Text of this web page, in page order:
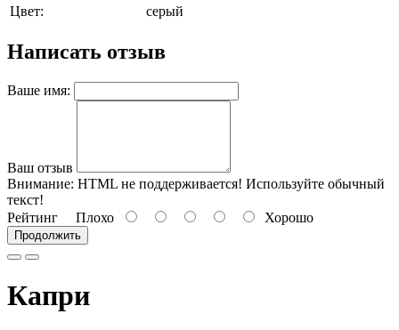
Цвет:
серый
Написать отзыв
Ваше имя:
Ваш отзыв
Внимание: HTML не поддерживается! Используйте обычный
текст!
Рейтинг Плохо Хорошо
Продолжить
Капри